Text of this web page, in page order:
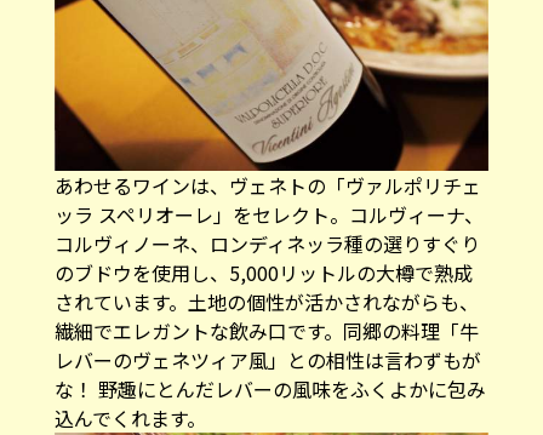
あわせるワインは、ヴェネトの「ヴァルポリチェ
ッラ スペリオーレ」をセレクト。コルヴィーナ、
コルヴィノーネ、ロンディネッラ種の選りすぐり
のブドウを使用し、5,000リットルの大樽で熟成
されています。土地の個性が活かされながらも、
繊細でエレガントな飲み口です。同郷の料理「牛
レバーのヴェネツィア風」との相性は言わずもが
な！ 野趣にとんだレバーの風味をふくよかに包み
込んでくれます。